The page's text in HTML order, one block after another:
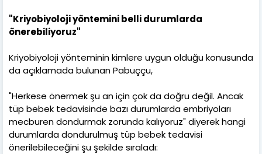
"Kriyobiyoloji yöntemini belli durumlarda
önerebiliyoruz"
Kriyobiyoloji yönteminin kimlere uygun olduğu konusunda
da açıklamada bulunan Pabuççu,
"Herkese önermek şu an için çok da doğru değil. Ancak
tüp bebek tedavisinde bazı durumlarda embriyoları
mecburen dondurmak zorunda kalıyoruz" diyerek hangi
durumlarda dondurulmuş tüp bebek tedavisi
önerilebileceğini şu şekilde sıraladı: